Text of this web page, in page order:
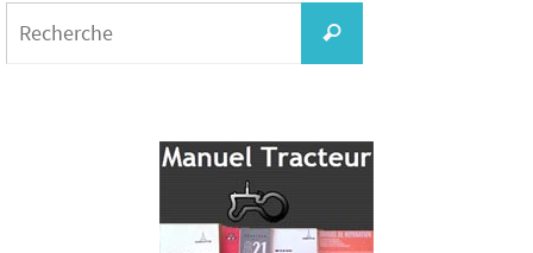
Recherche